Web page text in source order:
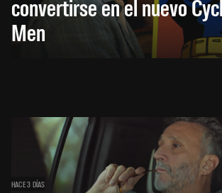
convertirse en el nuevo
Men
HACE 3 DÍAS